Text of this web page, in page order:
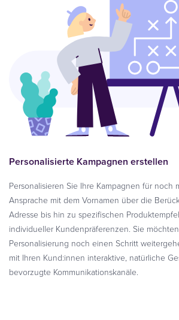
Personalisierte Kampagnen erstellen
Personalisieren Sie Ihre Kampagnen für noch
Ansprache mit dem Vornamen über die
Adresse bis hin zu spezifischen
individueller Kundenpräferenzen. Sie
Personalisierung noch einen Schritt
mit Ihren Kund:innen interaktive, natürliche
bevorzugte Kommunikationskanäle.